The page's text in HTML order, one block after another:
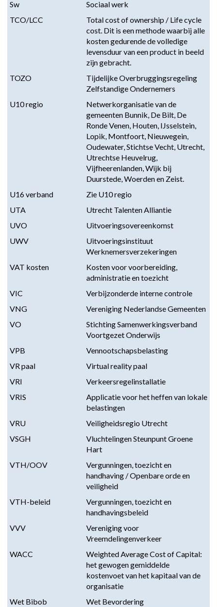
Sw
Sociaal werk
TCO/LCC
Total cost of ownership / Life cycle
cost. Dit is een methode waarbij alle
kosten gedurende de volledige
levensduur van een product in beeld
zijn gebracht.
TOZO
Tijdelijke Overbruggingsregeling
Zelfstandige Ondernemers
U10 regio
Netwerkorganisatie van de
gemeenten Bunnik, De Bilt, De
Ronde Venen, Houten, IJsselstein,
Lopik, Montfoort, Nieuwegein,
Oudewater, Stichtse Vecht, Utrecht,
Utrechtse Heuvelrug,
Vijfheerenlanden, Wijk bij
Duurstede, Woerden en Zeist.
U16 verband
Zie U10 regio
UTA
Utrecht Talenten Alliantie
UVO
Uitvoeringsovereenkomst
UWV
Uitvoeringsinstituut
Werknemersverzekeringen
VAT kosten
Kosten voor voorbereiding,
administratie en toezicht
VIC
Verbijzonderde interne controle
VNG
Vereniging Nederlandse Gemeenten
VO
Stichting Samenwerkingsverband
Voortgezet Onderwijs
VPB
Vennootschapsbelasting
VR paal
Virtual reality paal
VRI
Verkeersregelinstallatie
VRIS
Applicatie voor het heffen van lokale
belastingen
VRU
Veiligheidsregio Utrecht
VSGH
Vluchtelingen Steunpunt Groene
Hart
VTH/OOV
Vergunningen, toezicht en
handhaving / Openbare orde en
veiligheid
VTH-beleid
Vergunningen, toezicht en
handhavingsbeleid
VVV
Vereniging voor
Vreemdelingenverkeer
WACC
Weighted Average Cost of Capital:
het gewogen gemiddelde
kostenvoet van het kapitaal van de
organisatie
Wet Bibob
Wet Bevordering